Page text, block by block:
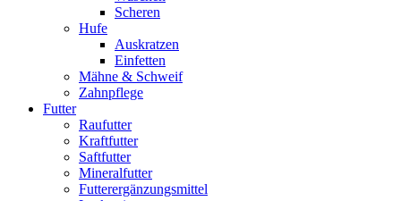
Scheren
Hufe
Auskratzen
Einfetten
Mähne & Schweif
Zahnpflege
Futter
Raufutter
Kraftfutter
Saftfutter
Mineralfutter
Futterergänzungsmittel